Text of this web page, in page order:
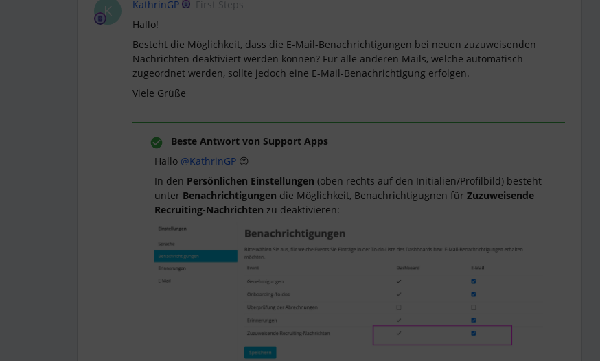
K KathrinGP
First Steps
Hallo!
Besteht die Möglichkeit, dass die E-Mail-Benachrichtigungen bei neuen zuzuweisenden
Nachrichten deaktiviert werden können? Für alle anderen Mails, welche automatisch
zugeordnet werden, sollte jedoch eine E-Mail-Benachrichtigung erfolgen.
Viele Grüße
Beste Antwort von Support Apps
Hallo @KathrinGP 😊
In den Persönlichen Einstellungen (oben rechts auf den Initialien/Profilbild) besteht
unter Benachrichtigungen die Möglichkeit, Benachrichtigugnen für Zuzuweisende
Recruiting-Nachrichten zu deaktivieren: